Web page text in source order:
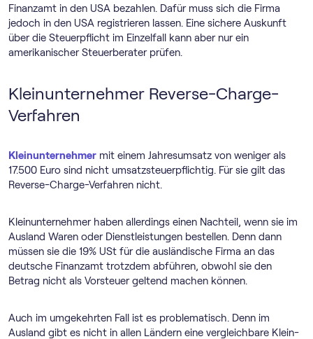
Finanzamt in den USA bezahlen. Dafür muss sich die Firma
jedoch in den USA registrieren lassen. Eine sichere Auskunft
über die Steuerpflicht im Einzelfall kann aber nur ein
amerikanischer Steuerberater prüfen.
Kleinunternehmer Reverse-Charge-
Verfahren
Kleinunternehmer mit einem Jahresumsatz von weniger als
17.500 Euro sind nicht umsatzsteuerpflichtig. Für sie gilt das
Reverse-Charge-Verfahren nicht.
Kleinunternehmer haben allerdings einen Nachteil, wenn sie im
Ausland Waren oder Dienstleistungen bestellen. Denn dann
müssen sie die 19% USt für die ausländische Firma an das
deutsche Finanzamt trotzdem abführen, obwohl sie den
Betrag nicht als Vorsteuer geltend machen können.
Auch im umgekehrten Fall ist es problematisch. Denn im
Ausland gibt es nicht in allen Ländern eine vergleichbare Klein­